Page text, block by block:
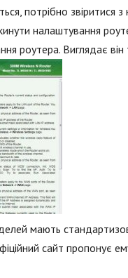
потрібно звіритися
налаштування
роутера. Виглядає
мають
сайт пропонує